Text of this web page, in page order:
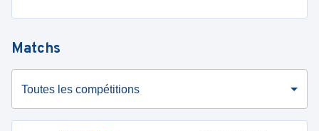
Matchs
Toutes les compétitions